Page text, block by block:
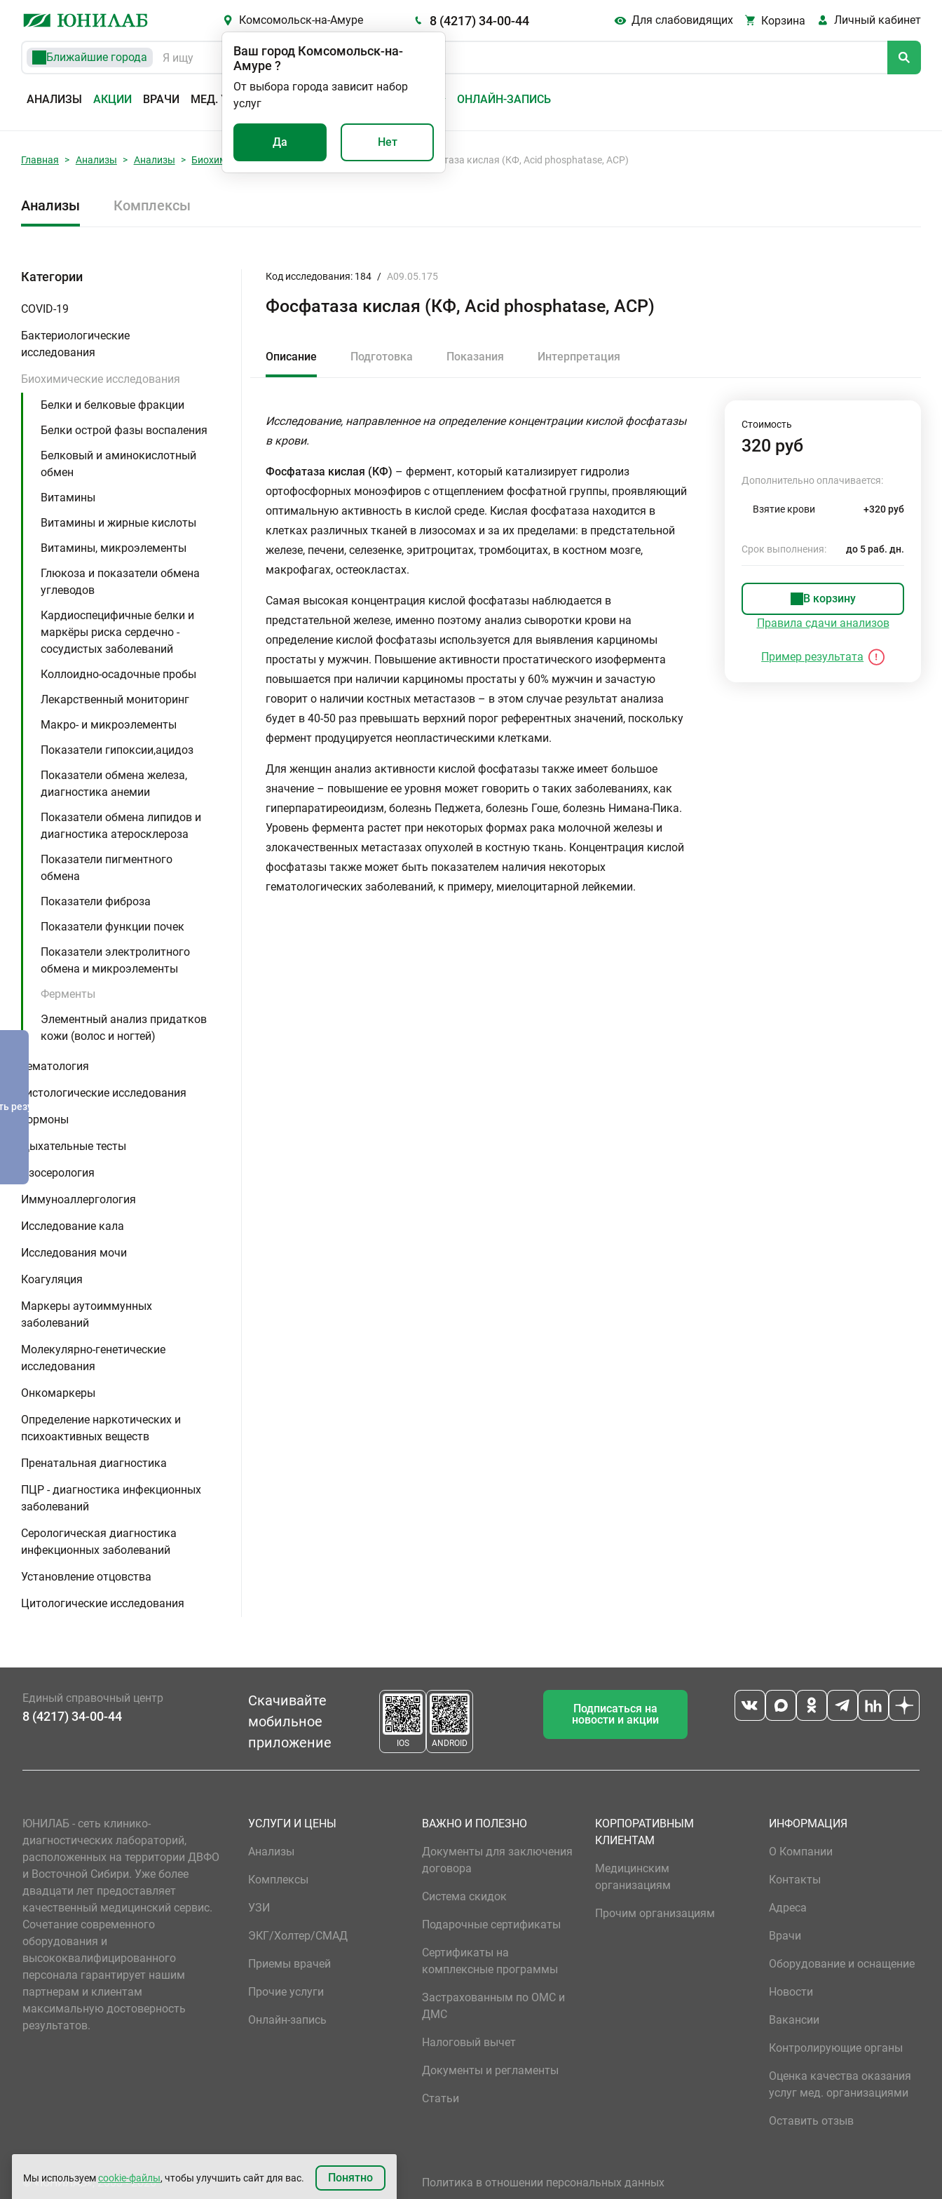
Комсомольск-на-Амуре 8 (4217) 34-00-44 Для слабовидящих Корзина Личный кабинет
Ближайшие города
АНАЛИЗЫ АКЦИИ ВРАЧИ МЕД. УСЛУГИ ОНЛАЙН-ЗАПИСЬ
Ваш город Комсомольск-на-
Амуре ?
От выбора города зависит набор
услуг
Да Нет
Главная Анализы Анализы Биохимические исследования Ферменты Фосфатаза кислая (КФ, Acid phosphatase, ACP)
Анализы Комплексы
Категории
COVID-19
Бактериологические
исследования
Биохимические исследования
Белки и белковые фракции
Белки острой фазы воспаления
Белковый и аминокислотный
обмен
Витамины
Витамины и жирные кислоты
Витамины, микроэлементы
Глюкоза и показатели обмена
углеводов
Кардиоспецифичные белки и
маркёры риска сердечно -
сосудистых заболеваний
Коллоидно-осадочные пробы
Лекарственный мониторинг
Макро- и микроэлементы
Показатели гипоксии,ацидоз
Показатели обмена железа,
диагностика анемии
Показатели обмена липидов и
диагностика атеросклероза
Показатели пигментного
обмена
Показатели фиброза
Показатели функции почек
Показатели электролитного
обмена и микроэлементы
Ферменты
Элементный анализ придатков
кожи (волос и ногтей)
Гематология
Гистологические исследования
Гормоны
Дыхательные тесты
Изосерология
Иммуноаллергология
Исследование кала
Исследования мочи
Коагуляция
Маркеры аутоиммунных
заболеваний
Молекулярно-генетические
исследования
Онкомаркеры
Определение наркотических и
психоактивных веществ
Пренатальная диагностика
ПЦР - диагностика инфекционных
заболеваний
Серологическая диагностика
инфекционных заболеваний
Установление отцовства
Цитологические исследования
Код исследования: 184 / А09.05.175
Фосфатаза кислая (КФ, Acid phosphatase, ACP)
Описание Подготовка Показания Интерпретация
Исследование, направленное на определение концентрации кислой фосфатазы
в крови.
Фосфатаза кислая (КФ) – фермент, который катализирует гидролиз
ортофосфорных моноэфиров с отщеплением фосфатной группы, проявляющий
оптимальную активность в кислой среде. Кислая фосфатаза находится в
клетках различных тканей в лизосомах и за их пределами: в предстательной
железе, печени, селезенке, эритроцитах, тромбоцитах, в костном мозге,
макрофагах, остеокластах.
Самая высокая концентрация кислой фосфатазы наблюдается в
предстательной железе, именно поэтому анализ сыворотки крови на
определение кислой фосфатазы используется для выявления карциномы
простаты у мужчин. Повышение активности простатического изофермента
повышается при наличии карциномы простаты у 60% мужчин и зачастую
говорит о наличии костных метастазов – в этом случае результат анализа
будет в 40-50 раз превышать верхний порог референтных значений, поскольку
фермент продуцируется неопластическими клетками.
Для женщин анализ активности кислой фосфатазы также имеет большое
значение – повышение ее уровня может говорить о таких заболеваниях, как
гиперпаратиреоидизм, болезнь Педжета, болезнь Гоше, болезнь Нимана-Пика.
Уровень фермента растет при некоторых формах рака молочной железы и
злокачественных метастазах опухолей в костную ткань. Концентрация кислой
фосфатазы также может быть показателем наличия некоторых
гематологических заболеваний, к примеру, миелоцитарной лейкемии.
Стоимость
320 руб
Дополнительно оплачивается:
Взятие крови +320 руб
Срок выполнения: до 5 раб. дн.
В корзину
Правила сдачи анализов
Пример результата
результатов
Единый справочный центр
8 (4217) 34-00-44
Скачивайте
мобильное
приложение
IOS ANDROID
Подписаться на
новости и акции
ЮНИЛАБ - сеть клинико-
диагностических лабораторий,
расположенных на территории ДВФО
и Восточной Сибири. Уже более
двадцати лет предоставляет
качественный медицинский сервис.
Сочетание современного
оборудования и
высококвалифицированного
персонала гарантирует нашим
партнерам и клиентам
максимальную достоверность
результатов.
УСЛУГИ И ЦЕНЫ
Анализы
Комплексы
УЗИ
ЭКГ/Холтер/СМАД
Приемы врачей
Прочие услуги
Онлайн-запись
ВАЖНО И ПОЛЕЗНО
Документы для заключения
договора
Система скидок
Подарочные сертификаты
Сертификаты на
комплексные программы
Застрахованным по ОМС и
ДМС
Налоговый вычет
Документы и регламенты
Статьи
КОРПОРАТИВНЫМ
КЛИЕНТАМ
Медицинским
организациям
Прочим организациям
ИНФОРМАЦИЯ
О Компании
Контакты
Адреса
Врачи
Оборудование и оснащение
Новости
Вакансии
Контролирующие органы
Оценка качества оказания
услуг мед. организациями
Оставить отзыв
© «ЮНИЛАБ», 2003 - 2026 Политика в отношении персональных данных
Мы используемcookie-файлы, чтобы улучшить сайт для вас. Понятно